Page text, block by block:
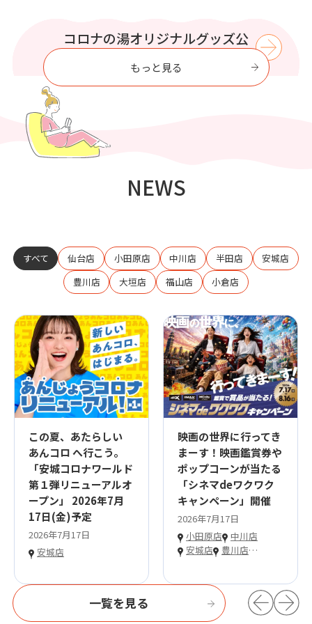
コロナの湯で
この夏はコロナの湯で涼もう【8
プリティシリーズ コラボイベン
WIND BREAKER コラボイベント
コロナの湯オリジナルグッズ公
もっと見る
NEWS
すべて 仙台店 小田原店 中川店 半田店
安城店
豊川店
大垣店 福山店 小倉店
一覧を見る
この夏、あたらしい
あんコロ へ行こう。
「安城コロナワールド
第１弾リニューアルオ
ープン」 2026年7月
17日(金)予定
2026年7月17日
安城店
映画の世界に行ってき
まーす！映画鑑賞券や
ポップコーンが当たる
「シネマdeワクワク
キャンペーン」開催
2026年7月17日
小田原店
中川店
安城店
豊川店…